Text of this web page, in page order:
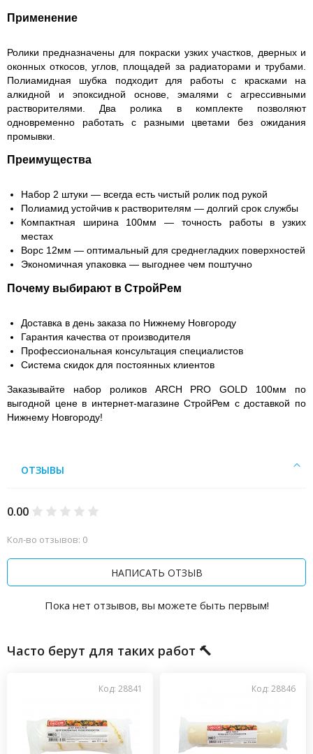
Применение
Ролики предназначены для покраски узких участков, дверных и
оконных откосов, углов, площадей за радиаторами и трубами.
Полиамидная шубка подходит для работы с красками на
алкидной и эпоксидной основе, эмалями с агрессивными
растворителями. Два ролика в комплекте позволяют
одновременно работать с разными цветами без ожидания
промывки.
Преимущества
Набор 2 штуки — всегда есть чистый ролик под рукой
Полиамид устойчив к растворителям — долгий срок службы
Компактная ширина 100мм — точность работы в узких
местах
Ворс 12мм — оптимальный для среднегладких поверхностей
Экономичная упаковка — выгоднее чем поштучно
Почему выбирают в СтройРем
Доставка в день заказа по Нижнему Новгороду
Гарантия качества от производителя
Профессиональная консультация специалистов
Система скидок для постоянных клиентов
Заказывайте набор роликов ARCH PRO GOLD 100мм по
выгодной цене в интернет-магазине СтройРем с доставкой по
Нижнему Новгороду!
ОТЗЫВЫ
0.00
Кол-во отзывов: 0
НАПИСАТЬ ОТЗЫВ
Пока нет отзывов, вы можете быть первым!
Часто берут для таких работ 🔨
Код: 28841 Код: 28846